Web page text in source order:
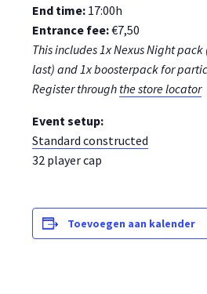
End time: 17:00h
Entrance fee:€7,50
This includes 1x Nexus Night
last) and 1x boosterpack for
Register through the store locator
Event setup:
Standard constructed
32 player cap
Toevoegen aan kalender